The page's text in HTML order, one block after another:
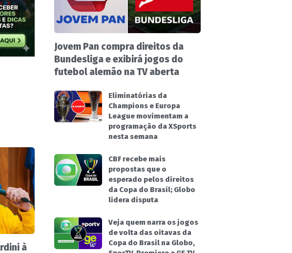
à
Jovem Pan compra direitos da
Bundesliga e exibirá jogos do
futebol alemão na TV aberta
Eliminatórias da
Champions e Europa
League movimentam a
programação da XSports
nesta semana
CBF recebe mais
propostas que o
esperado pelos direitos
da Copa do Brasil; Globo
lidera disputa
Veja quem narra os jogos
de volta das oitavas da
Copa do Brasil na Globo,